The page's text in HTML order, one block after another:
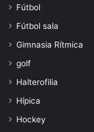
Fútbol
Fútbol sala
Gimnasia Rítmica
golf
Halterofilia
Hípica
Hockey